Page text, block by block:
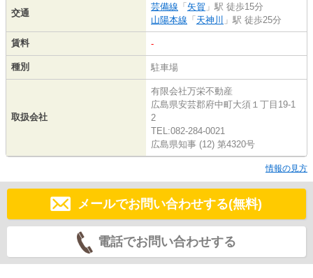
交通
芸備線 「矢賀 」駅 徒歩15分
山陽本線 「天神川 」駅 徒歩25分
賃料 -
種別 駐車場
取扱会社
有限会社万栄不動産
広島県安芸郡府中町大須１丁目19-1
2
TEL:082-284-0021
広島県知事 (12) 第4320号
情報の見方
メールでお問い合わせする(無料)
電話でお問い合わせする